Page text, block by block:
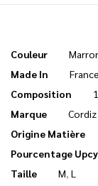
Couleur
Made In
France
Composition
Marque
Cordiz
Origine Matière
Pourcentage
Taille
M, L